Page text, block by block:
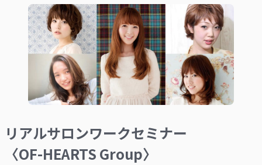
リアルサロンワークセミナー
〈OF-HEARTS Group〉